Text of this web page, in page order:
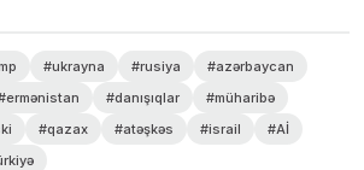
#ukrayna #rusiya
#azərbaycan
#danışıqlar
#müharibə
#qazax #atəşkəs #israil
#Aİ